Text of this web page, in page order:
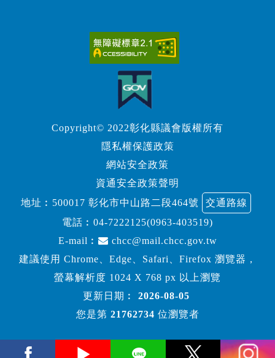
Copyright© 2022彰化縣議會版權所有
隱私權保護政策
網站安全政策
資通安全政策聲明
地址︰500017 彰化市中山路二段464號
交通路線
電話︰ 04-7222125(0963-403519)
E-mail︰
chcc@mail.chcc.gov.tw
建議使用 Chrome、Edge、Safari、Firefox 瀏覽器，
螢幕解析度 1024 X 768 px 以上瀏覽
更新日期︰
2026-08-05
您是第 21762734 位瀏覽者